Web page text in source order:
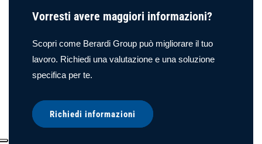
Vorresti avere maggiori informazioni?
Scopri come Berardi Group può migliorare il tuo
lavoro. Richiedi una valutazione e una soluzione
specifica per te.
Richiedi informazioni